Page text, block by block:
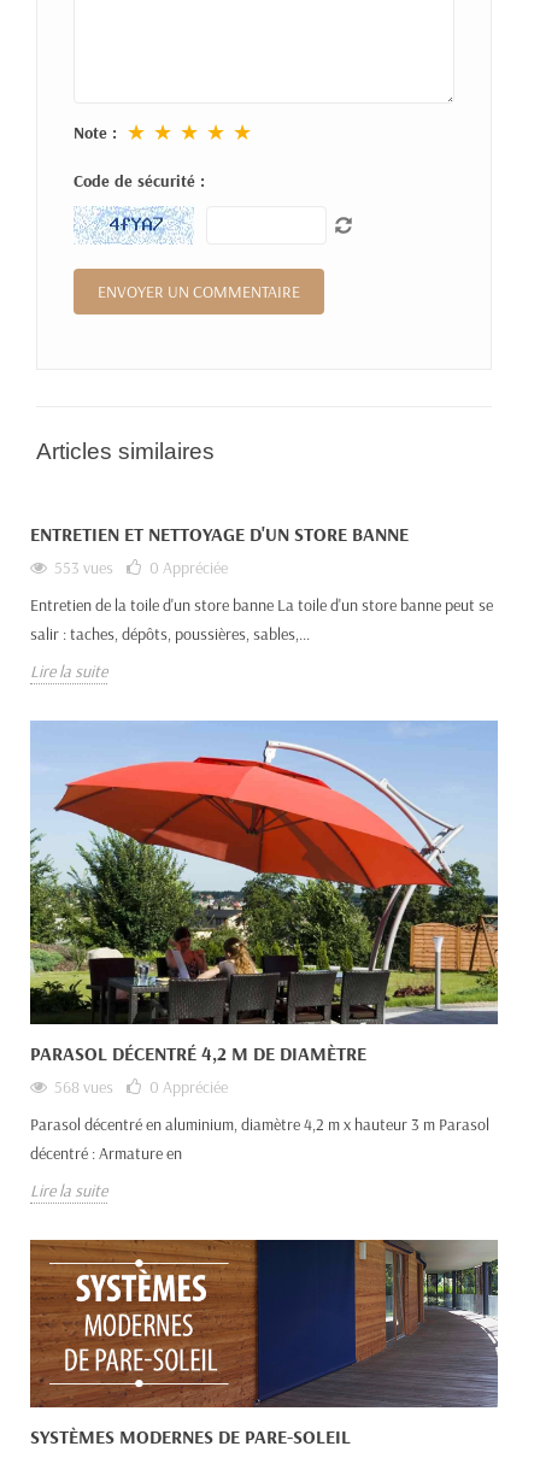
Note : ★ ★ ★ ★ ★
Code de sécurité :
Articles similaires
ENTRETIEN ET NETTOYAGE D'UN STORE BANNE
553 vues 0 Appréciée
Entretien de la toile d'un store banne La toile d'un store banne peut se
salir : taches, dépôts, poussières, sables,...
Lire la suite
PARASOL DÉCENTRÉ 4,2 M DE DIAMÈTRE
568 vues 0 Appréciée
Parasol décentré en aluminium, diamètre 4,2 m x hauteur 3 m Parasol
décentré : Armature en
Lire la suite
SYSTÈMES MODERNES DE PARE-SOLEIL